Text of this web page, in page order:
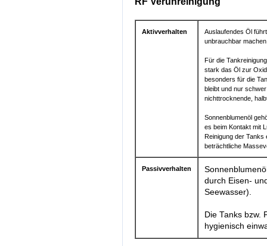
Aktivverhalten
Auslaufendes Öl
unbrauchbar
Für die
stark das Öl zur
besonders für die
bleibt und nur
nichttrocknende,
Sonnenblumenöl
es beim Kontakt mit
Reinigung der Tanks
beträchtliche
Passivverhalten
durch Eisen-
Seewasser).
Die Tanks bzw.
hygienisch